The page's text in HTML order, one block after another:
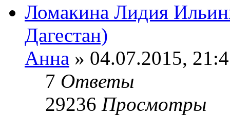
Ломакина Лидия
Дагестан)
Анна » 04.07.2015,
7 Ответы
29236 Просмотры